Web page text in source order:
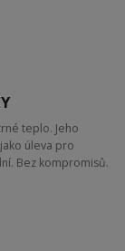
teplo. Jeho
úleva pro
Bez kompromisů.